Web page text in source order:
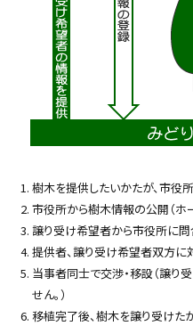
樹木を提供したいかたが、市役
市役所から樹木情報の公開（ホ
譲り受け希望者から市役所に問
提供者、譲り受け希望者双方に
当事者同士で交渉・移設（譲り
せん。）
移植完了後、樹木を譲り受けた